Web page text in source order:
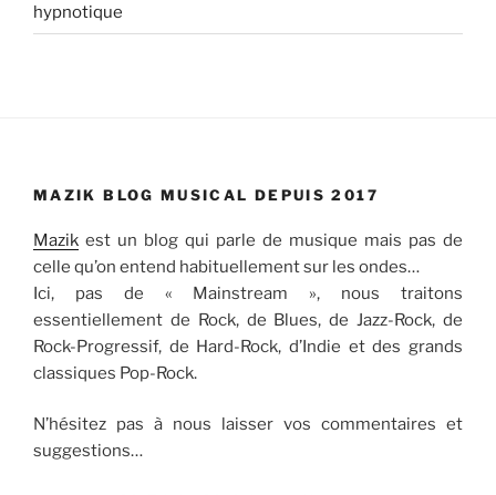
hypnotique
MAZIK BLOG MUSICAL DEPUIS 2017
Mazik est un blog qui parle de musique mais pas de
celle qu’on entend habituellement sur les ondes…
Ici, pas de « Mainstream », nous traitons
essentiellement de Rock, de Blues, de Jazz-Rock, de
Rock-Progressif, de Hard-Rock, d’Indie et des grands
classiques Pop-Rock.
N’hésitez pas à nous laisser vos commentaires et
suggestions…